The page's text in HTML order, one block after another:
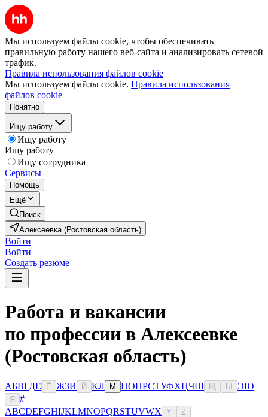
Мы используем файлы cookie, чтобы обеспечивать
правильную работу нашего веб-сайта и анализировать сетевой
трафик.
Правила использования файлов cookie
Мы используем файлы cookie. Правила использования
файлов cookie
Понятно
Ищу работу
Ищу работу
Ищу работу
Ищу сотрудника
Сервисы
Помощь
Ещё
Поиск
Алексеевка (Ростовская область)
Войти
Войти
Создать резюме
Работа и вакансии
по профессии в Алексеевке
(Ростовская область)
АБВГДЕ Ё ЖЗИ Й КЛ М НОПРСТУФХЦЧШ Ы ЭЮ
Я
#
ABCDEFGHIJKLMNOPQRSTUVWX Y Z